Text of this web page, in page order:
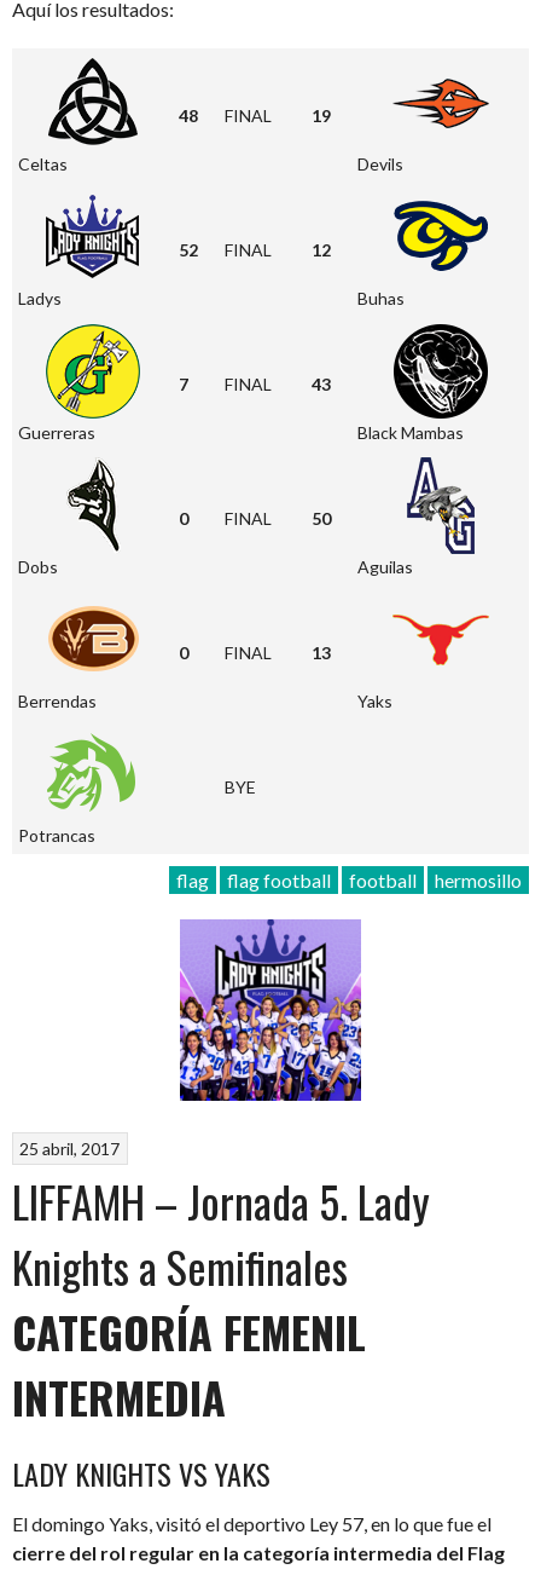
Aquí los resultados:
Celtas
48 FINAL 19
Devils
Ladys
52 FINAL 12
Buhas
Guerreras
7 FINAL 43
Black Mambas
Dobs
0 FINAL 50
Aguilas
Berrendas
0 FINAL 13
Yaks
Potrancas
BYE
flag flag football football hermosillo
25 abril, 2017
LIFFAMH – Jornada 5. Lady
Knights a Semifinales
CATEGORÍA FEMENIL
INTERMEDIA
LADY KNIGHTS VS YAKS
El domingo Yaks, visitó el deportivo Ley 57, en lo que fue el
cierre del rol regular en la categoría intermedia del Flag